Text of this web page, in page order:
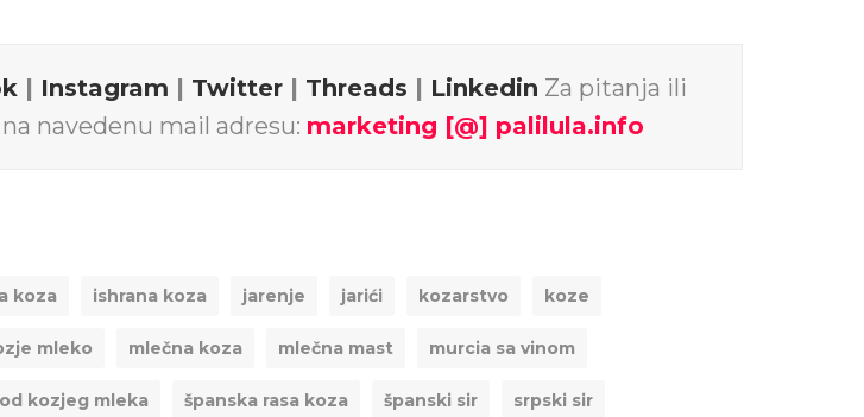
| Instagram | Twitter | Threads | Linkedin Za pitanja ili
navedenu mail adresu: marketing [@] palilula.info
koza ishrana koza jarenje jarići kozarstvo koze
mleko mlečna koza mlečna mast murcia sa vinom
kozjeg mleka španska rasa koza španski sir srpski sir